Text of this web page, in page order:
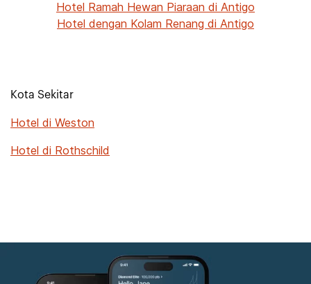
Hotel Ramah Hewan Piaraan di Antigo
Hotel dengan Kolam Renang di Antigo
Kota Sekitar
Hotel di Weston
Hotel di Rothschild